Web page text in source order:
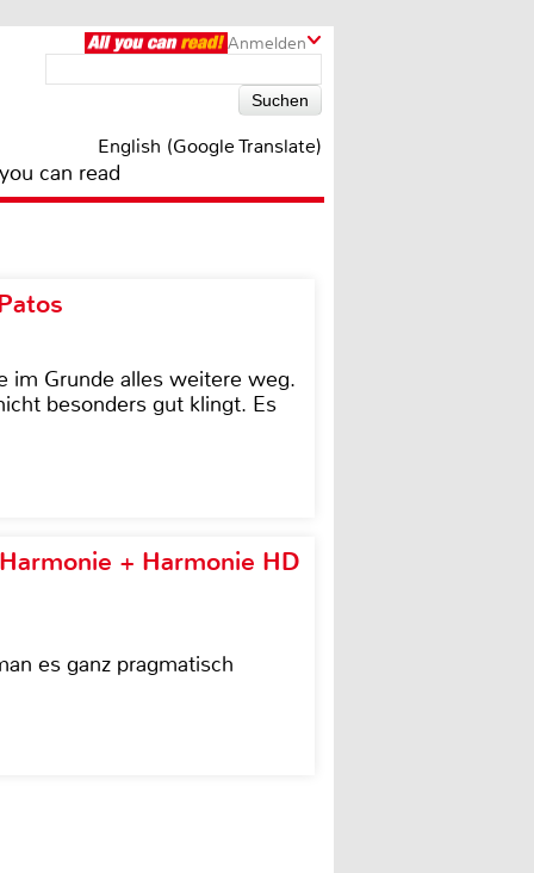
Anmelden
English (Google Translate)
can read
im Grunde alles weitere weg.
besonders gut klingt. Es
+ Harmonie HD
es ganz pragmatisch